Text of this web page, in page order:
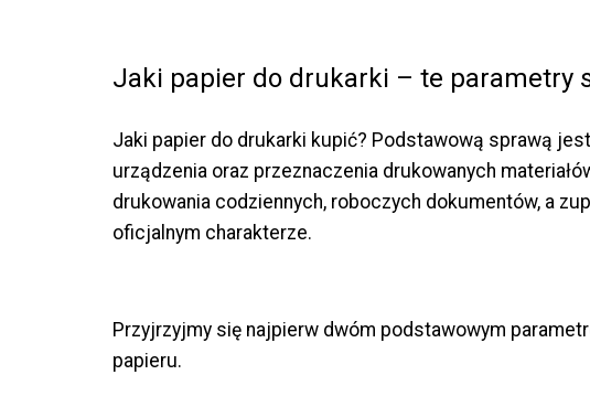
Jaki papier do drukarki – te parametry
Jaki papier do drukarki kupić? Podstawową sprawą
urządzenia oraz przeznaczenia drukowanych
drukowania codziennych, roboczych dokumentów, a
oficjalnym charakterze.
Przyjrzyjmy się najpierw dwóm podstawowym
papieru.